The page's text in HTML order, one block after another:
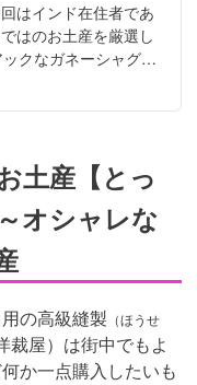
はインド在住者であ
はのお土産を厳選し
クなガネーシャグッ
お土産は、ばらまき
土産【とっ
オシャレな
の高級縫製 （ほうせ
裁屋）は街中でもよ
か一点購入したいも